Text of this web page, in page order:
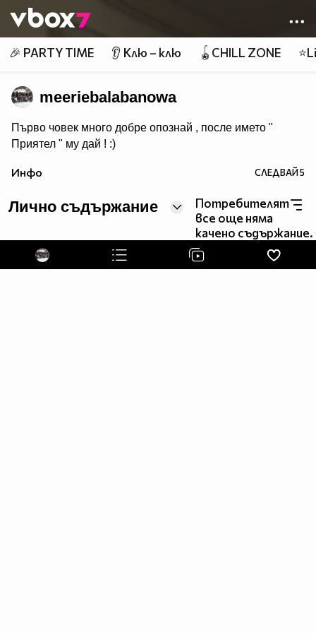
👾
🎉 PARTY TIME 👂 Клю – клю 🪀CHILL ZONE
meeriebalabanowa
Първо човек много добре опознай , после името "
Приятел " му дай ! :)
Инфо СЛЕДВАЙ5
Лично съдържание
Потребителят
все още няма
качено съдържание.